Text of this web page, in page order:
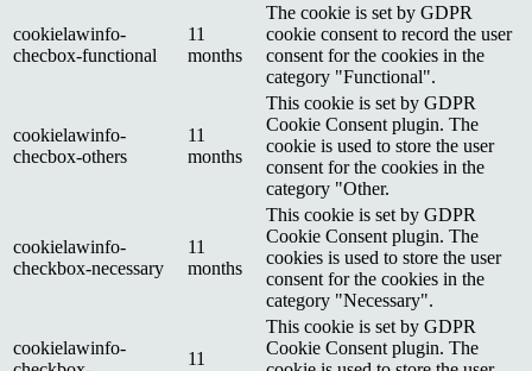
cookielawinfo-
checbox-functional
11
months
The cookie is set by GDPR
cookie consent to record the user
consent for the cookies in the
category "Functional".
cookielawinfo-
checbox-others
11
months
This cookie is set by GDPR
Cookie Consent plugin. The
cookie is used to store the user
consent for the cookies in the
category "Other.
cookielawinfo-
checkbox-necessary
11
months
This cookie is set by GDPR
Cookie Consent plugin. The
cookies is used to store the user
consent for the cookies in the
category "Necessary".
cookielawinfo-
11
This cookie is set by GDPR
Cookie Consent plugin. The